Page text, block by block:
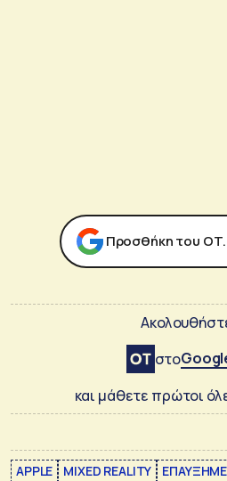
Προσθήκη του
στο
και μάθετε πρώτοι
APPLE MIXED REALITY